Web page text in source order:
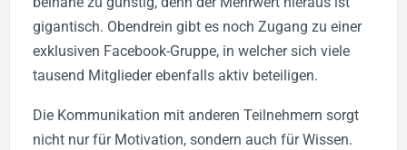
gigantisch. Obendrein gibt es noch Zugang zu einer
exklusiven Facebook-Gruppe, in welcher sich viele
tausend Mitglieder ebenfalls aktiv beteiligen.
Die Kommunikation mit anderen Teilnehmern sorgt
nicht nur für Motivation, sondern auch für Wissen.